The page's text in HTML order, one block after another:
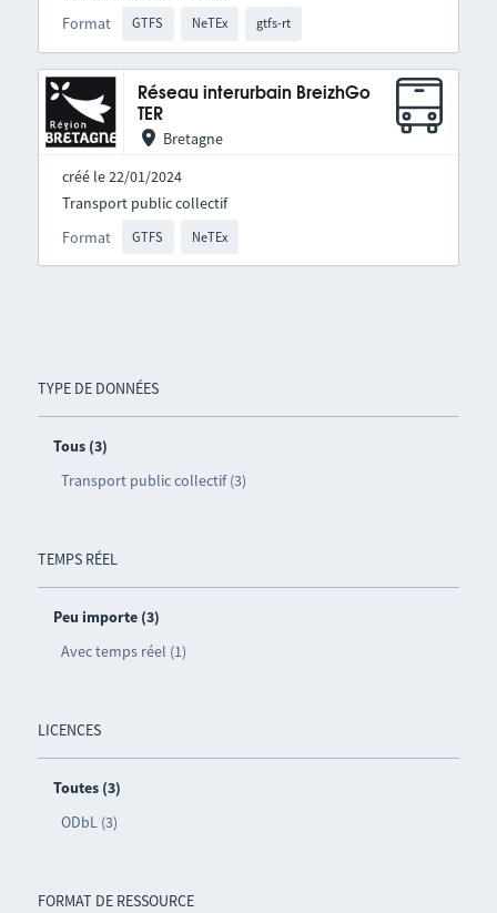
TYPE DE DONNÉES
Tous (3)
Transport public collectif (3)
TEMPS RÉEL
Peu importe (3)
Avec temps réel (1)
LICENCES
Toutes (3)
ODbL (3)
FORMAT DE RESSOURCE
Format GTFS NeTEx gtfs-rt
Réseau interurbain BreizhGo
TER
Bretagne
créé le 22/01/2024
Format GTFS NeTEx
Transport public collectif